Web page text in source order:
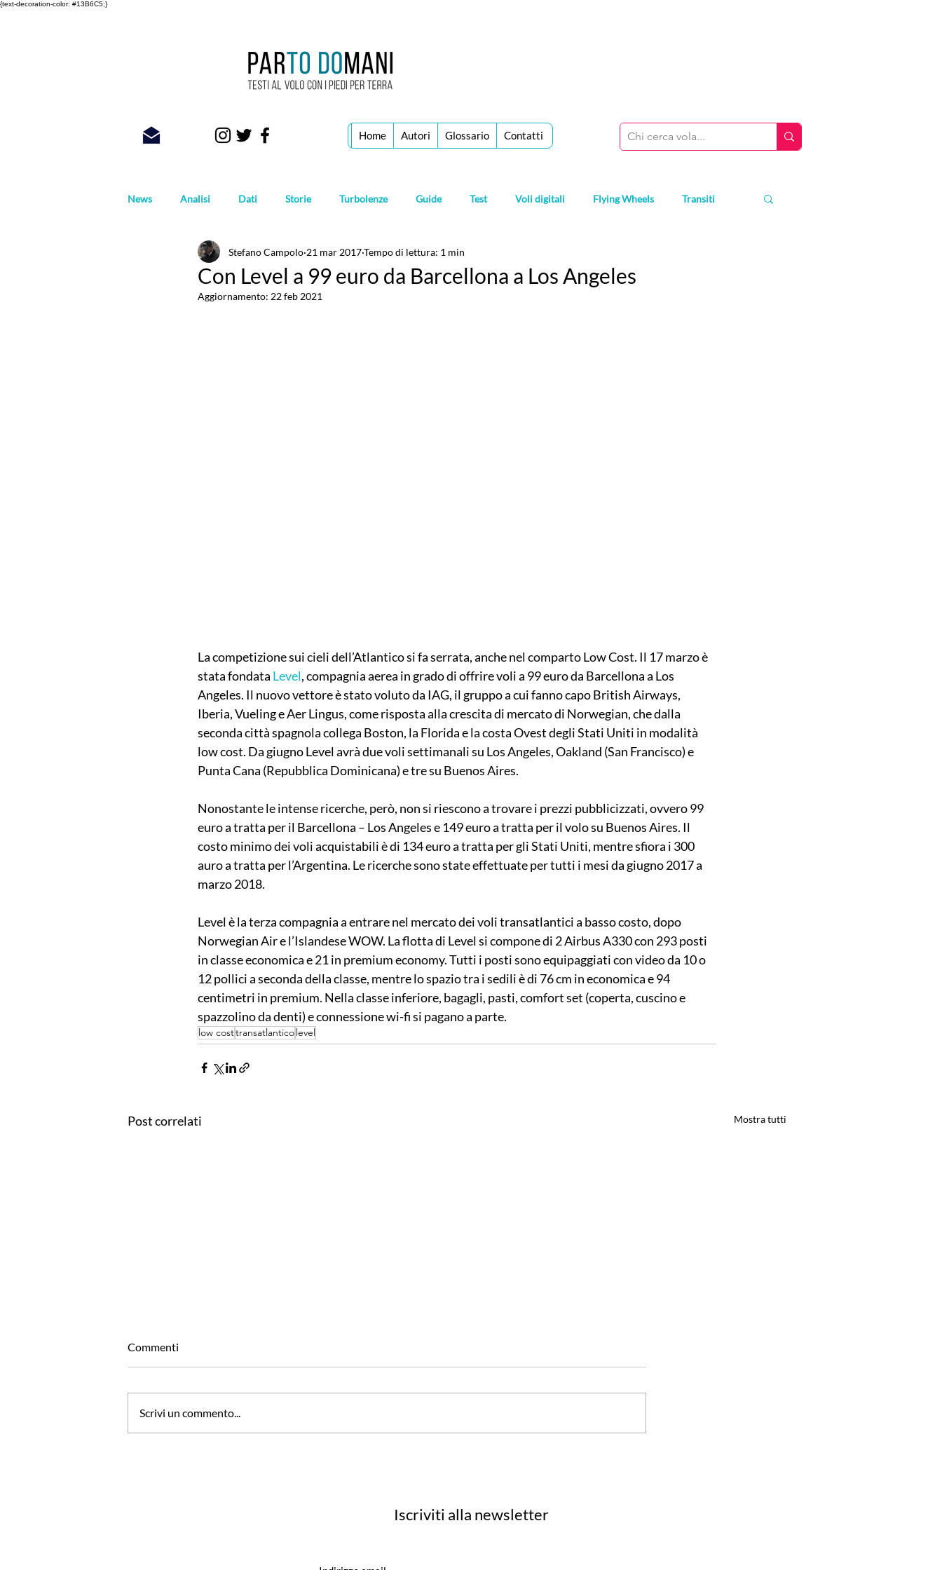
{text-decoration-color: #13B6C5;}
Home Autori Glossario Contatti
News Analisi Dati Storie Turbolenze Guide Test Voli digitali Flying Wheels Transiti
Con Level a 99 euro da Barcellona a Los Angeles
Stefano Campolo 21 mar 2017Tempo di lettura: 1 min
Aggiornamento: 22 feb 2021
La competizione sui cieli dell’Atlantico si fa serrata, anche nel comparto Low Cost. Il 17 marzo è
stata fondata Level, compagnia aerea in grado di offrire voli a 99 euro da Barcellona a Los
Angeles. Il nuovo vettore è stato voluto da IAG, il gruppo a cui fanno capo British Airways,
Iberia, Vueling e Aer Lingus, come risposta alla crescita di mercato di Norwegian, che dalla
seconda città spagnola collega Boston, la Florida e la costa Ovest degli Stati Uniti in modalità
low cost. Da giugno Level avrà due voli settimanali su Los Angeles, Oakland (San Francisco) e
Punta Cana (Repubblica Dominicana) e tre su Buenos Aires.
Nonostante le intense ricerche, però, non si riescono a trovare i prezzi pubblicizzati, ovvero 99
euro a tratta per il Barcellona – Los Angeles e 149 euro a tratta per il volo su Buenos Aires. Il
costo minimo dei voli acquistabili è di 134 euro a tratta per gli Stati Uniti, mentre sfiora i 300
auro a tratta per l’Argentina. Le ricerche sono state effettuate per tutti i mesi da giugno 2017 a
marzo 2018.
Level è la terza compagnia a entrare nel mercato dei voli transatlantici a basso costo, dopo
Norwegian Air e l’Islandese WOW. La flotta di Level si compone di 2 Airbus A330 con 293 posti
in classe economica e 21 in premium economy. Tutti i posti sono equipaggiati con video da 10 o
12 pollici a seconda della classe, mentre lo spazio tra i sedili è di 76 cm in economica e 94
centimetri in premium. Nella classe inferiore, bagagli, pasti, comfort set (coperta, cuscino e
spazzolino da denti) e connessione wi-fi si pagano a parte.
low costtransatlantico level
Post correlati Mostra tutti
Commenti
Scrivi un commento...
Iscriviti alla newsletter